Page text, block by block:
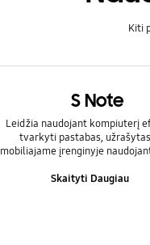
Kiti
S Note
Leidžia naudojant kompiuterį
tvarkyti pastabas,
mobiliajame įrenginyje naudojant
Skaityti Daugiau